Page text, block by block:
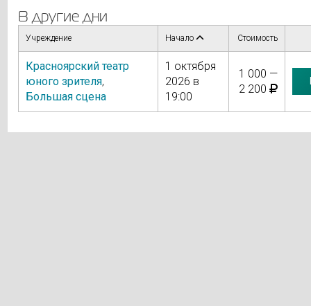
В другие дни
Учреждение Начало Стоимость
Красноярский театр
юного зрителя,
Большая сцена
1 октября
2026 в
19:00
1 000 —
2 200